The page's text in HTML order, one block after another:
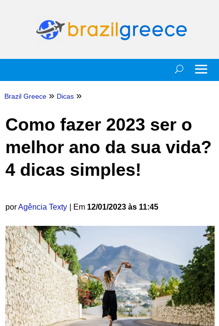
Brazil Greece » Dicas »
Como fazer 2023 ser o
melhor ano da sua vida?
4 dicas simples!
porAgência Texty | Em 12/01/2023 às 11:45